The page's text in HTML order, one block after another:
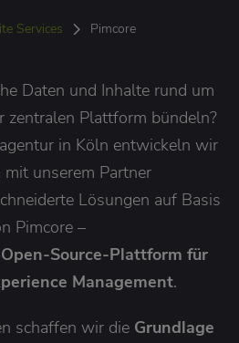
Services Pimcore
Daten und Inhalte rund um
zentralen Plattform bündeln?
in Köln entwickeln wir
mit unserem Partner
Lösungen auf Basis
Pimcore –
Open-Source-Plattform für
Management.
schaffen wir die Grundlage